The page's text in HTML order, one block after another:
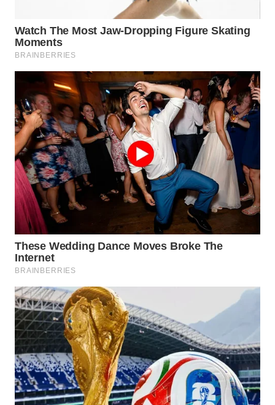
NATUNA
BINTAN
WN
MANDALIKA
WN
LIKUPANG
WN
LABUANBAJO
WN
BORNEO
Wahana
Media
Group
WAHANA
NEWS
WAHANA
TANI